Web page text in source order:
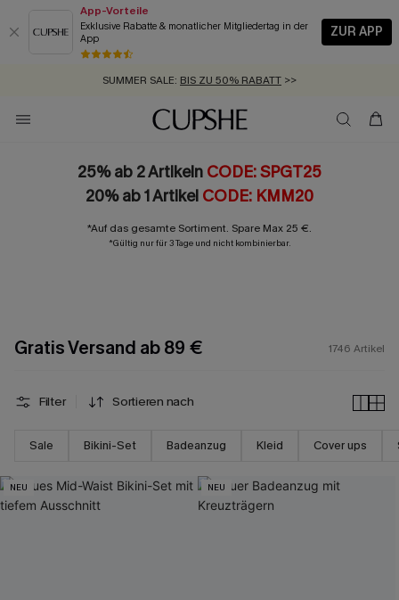
App-Vorteile
Exklusive Rabatte & monatlicher Mitgliedertag in der
App
ZUR APP
GRATIS MASSBAND MIT JEDEM SCHNELLVERSAND-ARTIKEL >>
SUMMER SALE:
ZUM NEWSLETTER:BIS ZU -20% EXTRA ERHALTEN
KOSTENLOSER VERSAND AB 89 €
25% ab 2 Artikeln CODE: SPGT25
20% ab 1 Artikel CODE: KMM20
*Auf das gesamte Sortiment. Spare Max 25 €.
*Gültig nur für 3 Tage und nicht kombinierbar.
Gratis Versand ab 89 € 1746 Artikel
Filter Sortieren nach
Sale Bikini-Set Badeanzug Kleid Cover ups
NEU NEU